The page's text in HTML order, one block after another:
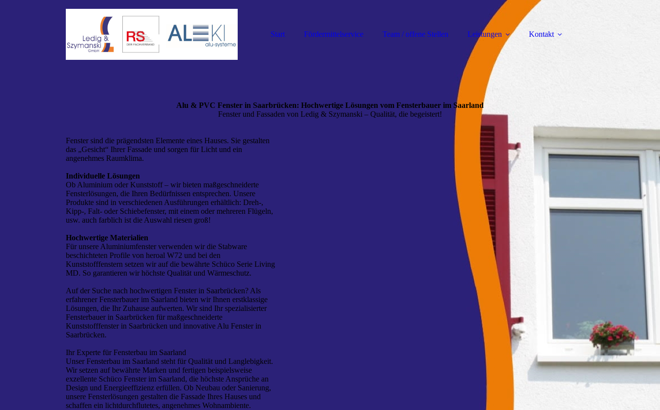
Start Fördermittelservice Team / offene Stellen Leistungen Kontakt
Alu & PVC Fenster in Saarbrücken: Hochwertige Lösungen vom Fensterbauer im Saarland
Fenster und Fassaden von Ledig & Szymanski – Qualität, die begeistert!
Fenster sind die prägendsten Elemente eines Hauses. Sie gestalten
das „Gesicht“ Ihrer Fassade und sorgen für Licht und ein
angenehmes Raumklima.
Individuelle Lösungen
Ob Aluminium oder Kunststoff – wir bieten maßgeschneiderte
Fensterlösungen, die Ihren Bedürfnissen entsprechen. Unsere
Produkte sind in verschiedenen Ausführungen erhältlich: Dreh-,
Kipp-, Falt- oder Schiebefenster, mit einem oder mehreren Flügeln,
usw. auch farblich ist die Auswahl riesen groß!
Hochwertige Materialien
Für unsere Aluminiumfenster verwenden wir die Stabware
beschichteten Profile von heroal W72 und bei den
Kunststofffenstern setzen wir auf die bewährte Schüco Serie Living
MD. So garantieren wir höchste Qualität und Wärmeschutz.
Auf der Suche nach hochwertigen Fenster in Saarbrücken? Als
erfahrener Fensterbauer im Saarland bieten wir Ihnen erstklassige
Lösungen, die Ihr Zuhause aufwerten. Wir sind Ihr spezialisierter
Fensterbauer in Saarbrücken für maßgeschneiderte
Kunststofffenster in Saarbrücken und innovative Alu Fenster in
Saarbrücken.
Ihr Experte für Fensterbau im Saarland
Unser Fensterbau im Saarland steht für Qualität und Langlebigkeit.
Wir setzen auf bewährte Marken und fertigen beispielsweise
exzellente Schüco Fenster im Saarland, die höchste Ansprüche an
Design und Energieeffizienz erfüllen. Ob Neubau oder Sanierung,
unsere Fensterlösungen gestalten die Fassade Ihres Hauses und
schaffen ein lichtdurchflutetes, angenehmes Wohnambiente.